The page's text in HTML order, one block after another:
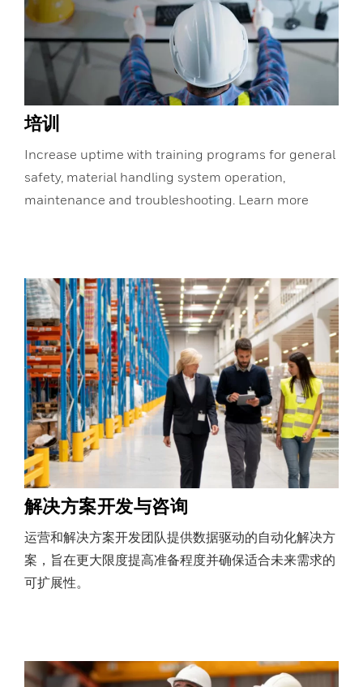
培训
Increase uptime with training programs for general
safety, material handling system operation,
maintenance and troubleshooting. Learn more
解决方案开发与咨询
运营和解决方案开发团队提供数据驱动的自动化解决方
案，旨在更大限度提高准备程度并确保适合未来需求的
可扩展性。